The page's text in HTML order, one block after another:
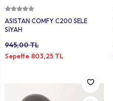
ASISTAN COMFY C200 SELE
SİYAH
945,00 TL
Sepette 803,25 TL